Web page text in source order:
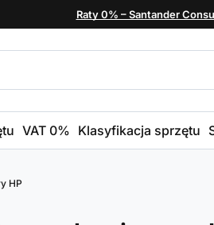
Raty 0% – Santander
VAT 0% Klasyfikacja sprzętu
HP